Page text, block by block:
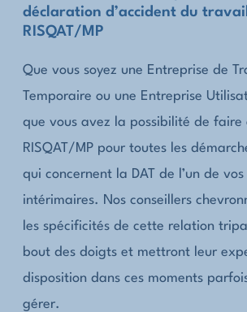
déclaration d’accident du
RISQAT/MP
Que vous soyez une Entreprise de
Temporaire ou une Entreprise
que vous avez la possibilité de faire
RISQAT/MP pour toutes les
qui concernent la DAT de l’un de
intérimaires. Nos conseillers
les spécificités de cette relation
bout des doigts et mettront leur
disposition dans ces moments
gérer.